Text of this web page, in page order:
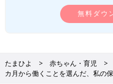
無料ダウ
たまひよ 赤ちゃん・育児
カ月から働くことを選んだ、私の